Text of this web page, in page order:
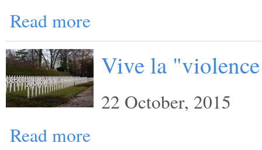
Read more
Vive la
22 October, 2015
Read more